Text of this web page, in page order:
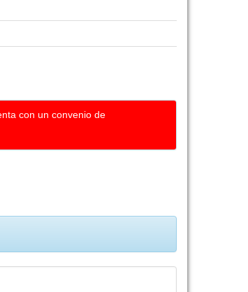
con un convenio de